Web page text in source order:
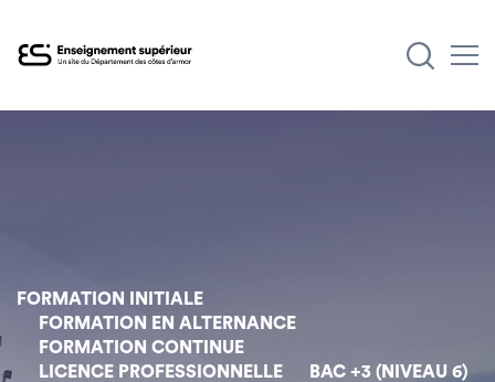
FORMATION INITIALE
FORMATION EN ALTERNANCE
FORMATION CONTINUE
LICENCE PROFESSIONNELLE
BAC +3 (NIVEAU 6)